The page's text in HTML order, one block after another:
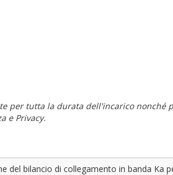
per tutta la durata dell'incarico nonché
e Privacy.
del bilancio di collegamento in banda Ka